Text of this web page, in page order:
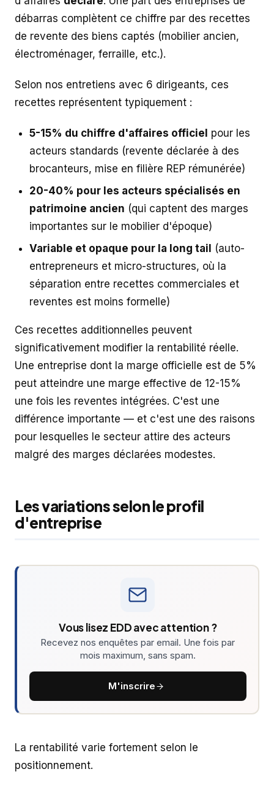
débarras complètent ce chiffre par des recettes
de revente des biens captés (mobilier ancien,
électroménager, ferraille, etc.).
Selon nos entretiens avec 6 dirigeants, ces
recettes représentent typiquement :
5-15% du chiffre d'affaires officiel pour les
acteurs standards (revente déclarée à des
brocanteurs, mise en filière REP rémunérée)
20-40% pour les acteurs spécialisés en
patrimoine ancien (qui captent des marges
importantes sur le mobilier d'époque)
Variable et opaque pour la long tail (auto-
entrepreneurs et micro-structures, où la
séparation entre recettes commerciales et
reventes est moins formelle)
Ces recettes additionnelles peuvent
significativement modifier la rentabilité réelle.
Une entreprise dont la marge officielle est de 5%
peut atteindre une marge effective de 12-15%
une fois les reventes intégrées. C'est une
différence importante — et c'est une des raisons
pour lesquelles le secteur attire des acteurs
malgré des marges déclarées modestes.
Les variations selon le profil
d'entreprise
Vous lisez EDD avec attention ?
Recevez nos enquêtes par email. Une fois par
mois maximum, sans spam.
M'inscrire
La rentabilité varie fortement selon le
positionnement.